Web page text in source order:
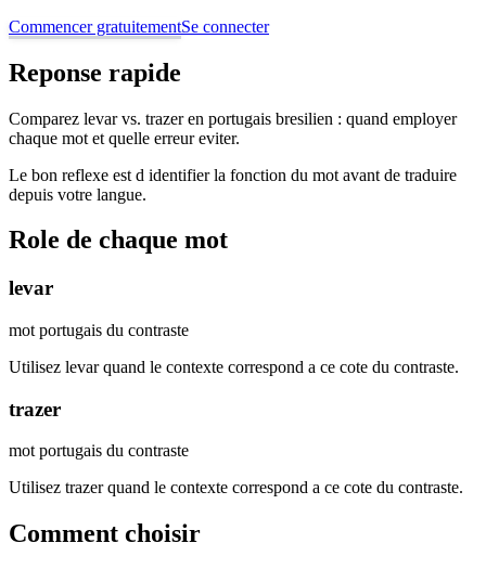
Commencer gratuitementSe connecter
Reponse rapide
Comparez levar vs. trazer en portugais bresilien : quand employer
chaque mot et quelle erreur eviter.
Le bon reflexe est d identifier la fonction du mot avant de traduire
depuis votre langue.
Role de chaque mot
levar
mot portugais du contraste
Utilisez levar quand le contexte correspond a ce cote du contraste.
trazer
mot portugais du contraste
Utilisez trazer quand le contexte correspond a ce cote du contraste.
Comment choisir